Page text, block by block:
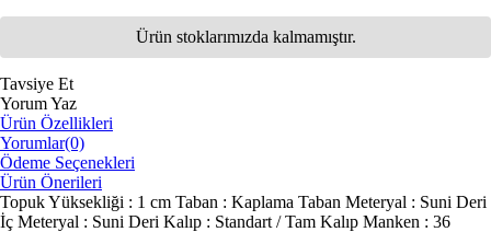
Ürün stoklarımızda kalmamıştır.
Tavsiye Et
Yorum Yaz
Ürün Özellikleri
Yorumlar(0)
Ödeme Seçenekleri
Ürün Önerileri
Topuk Yüksekliği : 1 cm Taban : Kaplama Taban Meteryal : Suni Deri
İç Meteryal : Suni Deri Kalıp : Standart / Tam Kalıp Manken : 36